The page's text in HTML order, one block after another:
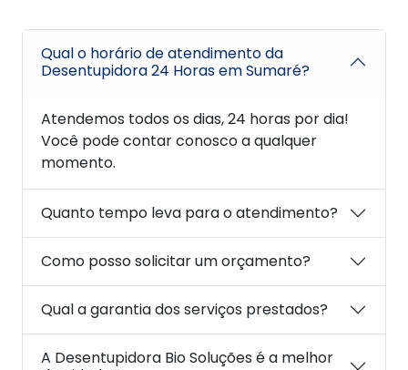
Qual o horário de atendimento da
Desentupidora 24 Horas em Sumaré?
Atendemos todos os dias, 24 horas por dia!
Você pode contar conosco a qualquer
momento.
Quanto tempo leva para o atendimento?
Como posso solicitar um orçamento?
Qual a garantia dos serviços prestados?
A Desentupidora Bio Soluções é a melhor